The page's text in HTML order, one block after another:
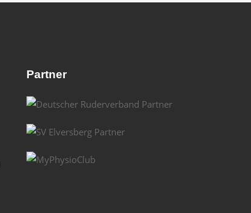
Partner